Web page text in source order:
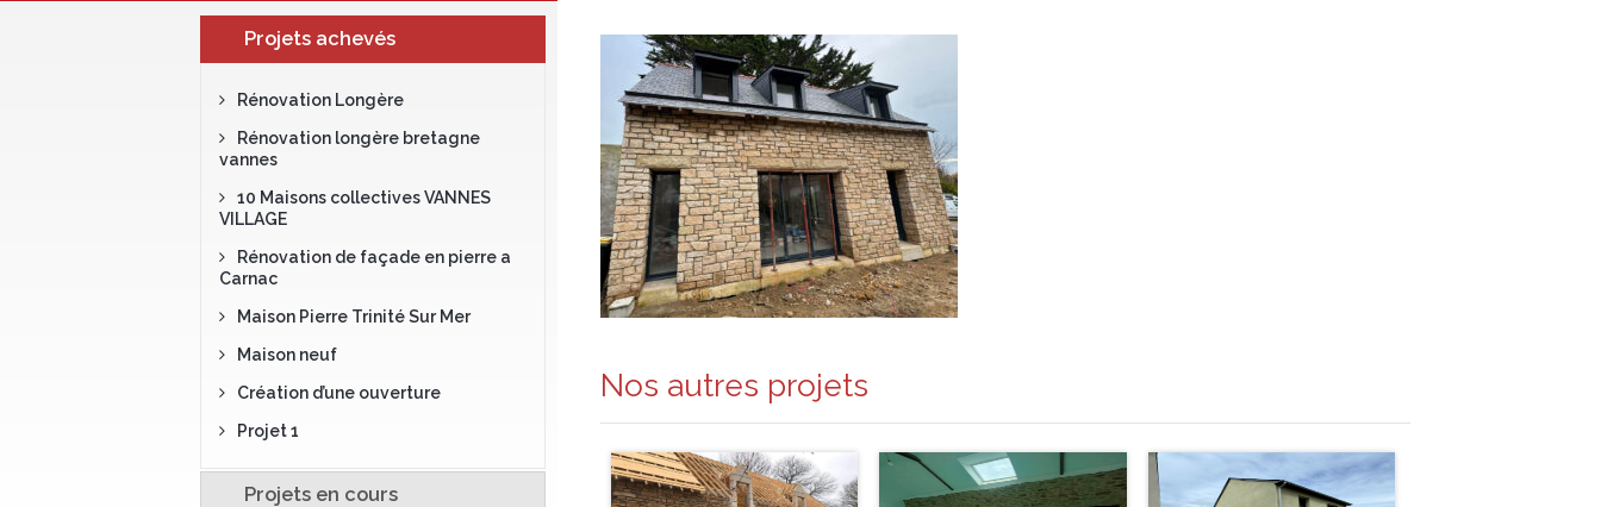
Nos autres projets
Projets achevés
Rénovation Longère
Rénovation longère bretagne
vannes
10 Maisons collectives VANNES
VILLAGE
Rénovation de façade en pierre a
Carnac
Maison Pierre Trinité Sur Mer
Maison neuf
Création d’une ouverture
Projet 1
Projets en cours